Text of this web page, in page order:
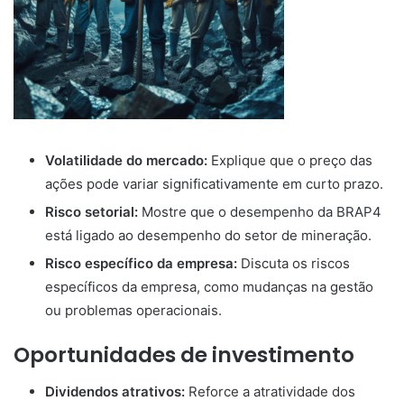
Volatilidade do mercado: Explique que o preço das
ações pode variar significativamente em curto prazo.
Risco setorial: Mostre que o desempenho da BRAP4
está ligado ao desempenho do setor de mineração.
Risco específico da empresa: Discuta os riscos
específicos da empresa, como mudanças na gestão
ou problemas operacionais.
Oportunidades de investimento
Dividendos atrativos: Reforce a atratividade dos